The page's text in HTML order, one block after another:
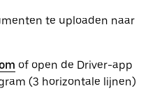
te uploaden naar
of open de Driver-app
(3 horizontale lijnen)